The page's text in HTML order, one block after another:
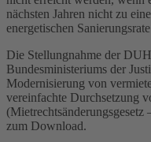
nächsten Jahren nicht zu
energetischen
Die Stellungnahme der
Bundesministeriums der
Modernisierung von
vereinfachte Durchsetzung
zum Download.